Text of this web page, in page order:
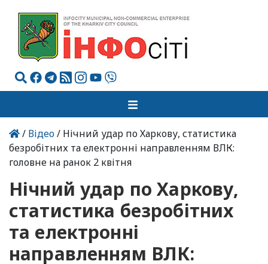
/ Відео/ Нічний удар по Харкову, статистика
безробітних та електронні направленням ВЛК:
головне на ранок 2 квітня
Нічний удар по Харкову,
статистика безробітних
та електронні
направленням ВЛК: